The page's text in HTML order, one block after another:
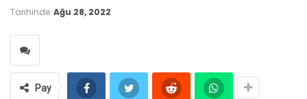
Tarihinde Ağu 28, 2022
Pay